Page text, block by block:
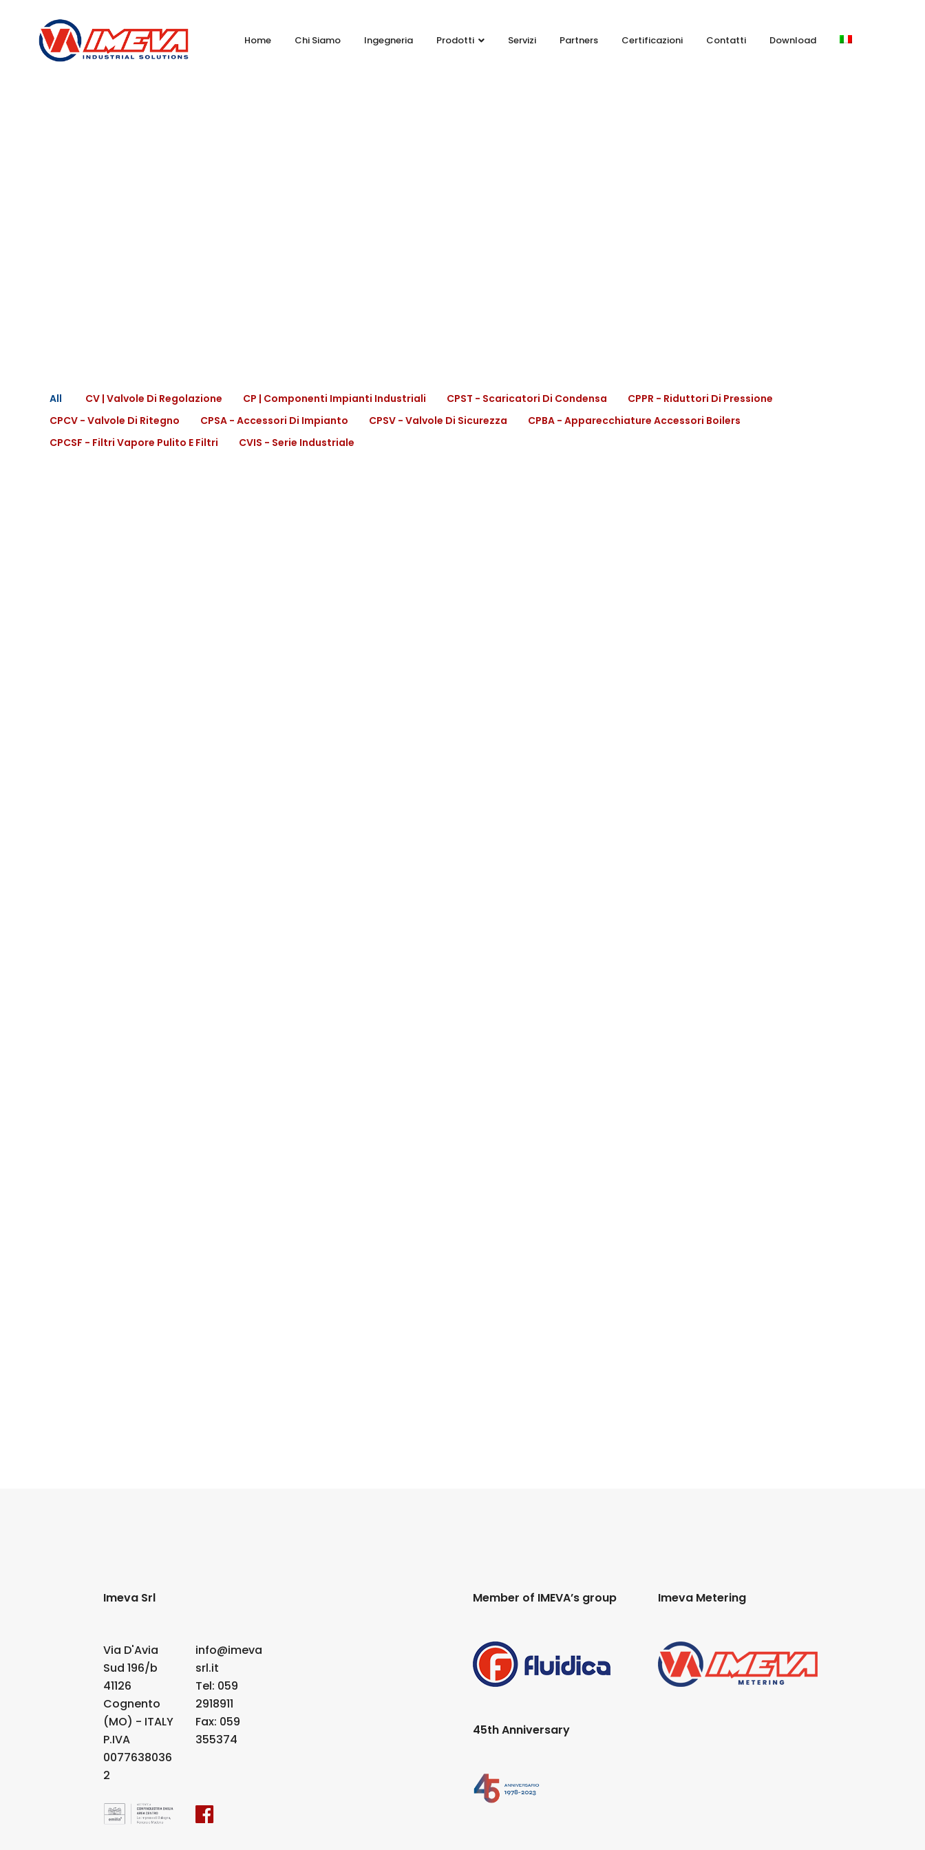
Home Chi Siamo Ingegneria Prodotti Servizi Partners Certificazioni Contatti Download
All CV | Valvole Di Regolazione CP | Componenti Impianti Industriali CPST - Scaricatori Di Condensa
CPPR - Riduttori Di Pressione
CPCV - Valvole Di Ritegno
CPSA - Accessori Di Impianto CPSV - Valvole Di Sicurezza
CPBA - Apparecchiature Accessori Boilers
CPCSF - Filtri Vapore Pulito E Filtri
CVIS - Serie Industriale
Imeva Srl
Via D'Avia
Sud 196/b
41126
Cognento
(MO) - ITALY
P.IVA
0077638036
2
info@imeva
srl.it
Tel: 059
2918911
Fax: 059
355374
Member of IMEVA’s group
45th Anniversary
Imeva Metering